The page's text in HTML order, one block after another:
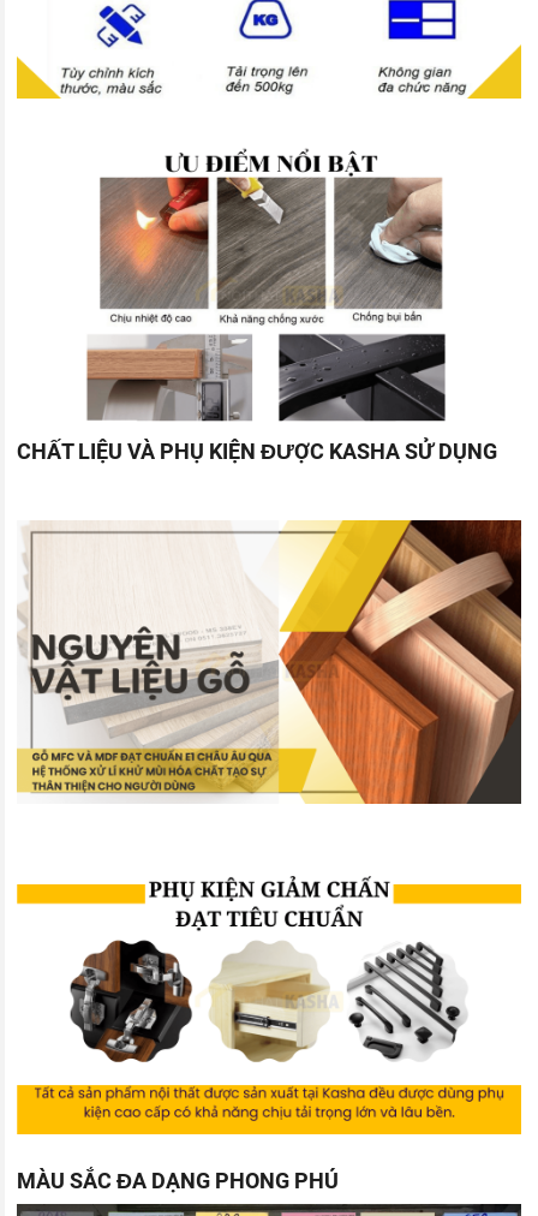
CHẤT LIỆU VÀ PHỤ KIỆN ĐƯỢC KASHA SỬ DỤNG
MÀU SẮC ĐA DẠNG PHONG PHÚ